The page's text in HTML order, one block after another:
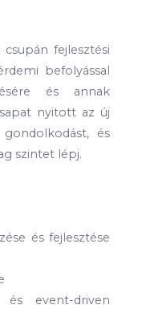
fejlesztési
befolyással
és annak
nyitott az új
és
szintet lépj.
és fejlesztése
és event-driven